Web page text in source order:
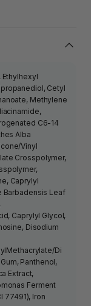
Cetyl
Methylene
C6-14
Alba
Vinyl
Crosspolymer,
Caprylyl
Barbadensis Leaf
Caprylyl Glycol,
Disodium
Di
Panthenol,
Extract,
Ferment
77491), Iron